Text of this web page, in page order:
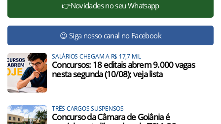
👉Novidades no seu Whatsapp
😉 Siga nosso canal no Facebook
SALÁRIOS CHEGAM A R$ 17,7 MIL
Concursos: 18 editais abrem 9.000 vagas
nesta segunda (10/08); veja lista
TRÊS CARGOS SUSPENSOS
Concurso da Câmara de Goiânia é